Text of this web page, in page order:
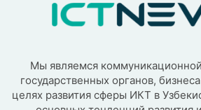
Мы являемся
государственных органов,
целях развития сферы ИКТ в